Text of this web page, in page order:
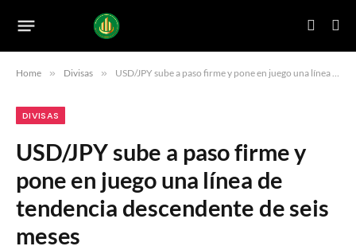
Home » Divisas » USD/JPY sube a paso firme y pone en juego una línea de tendencia descendente de seis meses
DIVISAS
USD/JPY sube a paso firme y
pone en juego una línea de
tendencia descendente de seis
meses